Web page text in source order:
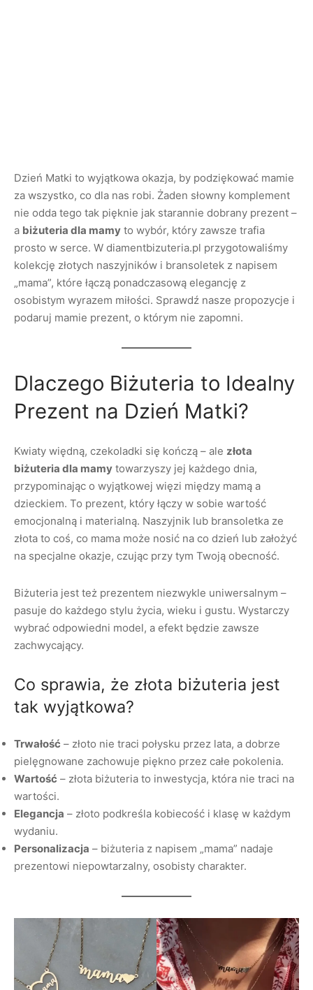
Dzień Matki to wyjątkowa okazja, by podziękować mamie
za wszystko, co dla nas robi. Żaden słowny komplement
nie odda tego tak pięknie jak starannie dobrany prezent –
a biżuteria dla mamy to wybór, który zawsze trafia
prosto w serce. W diamentbizuteria.pl przygotowaliśmy
kolekcję złotych naszyjników i bransoletek z napisem
„mama”, które łączą ponadczasową elegancję z
osobistym wyrazem miłości. Sprawdź nasze propozycje i
podaruj mamie prezent, o którym nie zapomni.
Dlaczego Biżuteria to Idealny
Prezent na Dzień Matki?
Kwiaty więdną, czekoladki się kończą – ale złota
biżuteria dla mamy towarzyszy jej każdego dnia,
przypominając o wyjątkowej więzi między mamą a
dzieckiem. To prezent, który łączy w sobie wartość
emocjonalną i materialną. Naszyjnik lub bransoletka ze
złota to coś, co mama może nosić na co dzień lub założyć
na specjalne okazje, czując przy tym Twoją obecność.
Biżuteria jest też prezentem niezwykle uniwersalnym –
pasuje do każdego stylu życia, wieku i gustu. Wystarczy
wybrać odpowiedni model, a efekt będzie zawsze
zachwycający.
Co sprawia, że złota biżuteria jest
tak wyjątkowa?
Trwałość – złoto nie traci połysku przez lata, a dobrze
pielęgnowane zachowuje piękno przez całe pokolenia.
Wartość – złota biżuteria to inwestycja, która nie traci na
wartości.
Elegancja – złoto podkreśla kobiecość i klasę w każdym
wydaniu.
Personalizacja – biżuteria z napisem „mama” nadaje
prezentowi niepowtarzalny, osobisty charakter.